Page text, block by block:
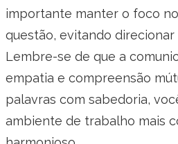
importante manter o foco
questão, evitando direcionar
Lembre-se de que a
empatia e compreensão
palavras com sabedoria,
ambiente de trabalho mais